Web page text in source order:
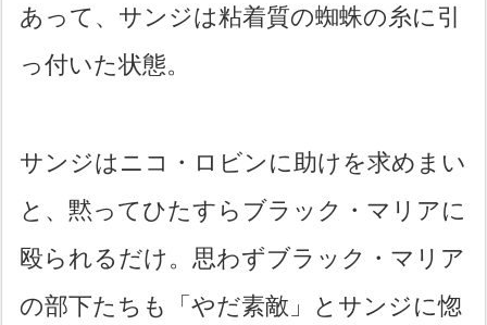
あって、サンジは粘着質の蜘蛛の糸に引
っ付いた状態。
サンジはニコ・ロビンに助けを求めまい
と、黙ってひたすらブラック・マリアに
殴られるだけ。思わずブラック・マリア
の部下たちも「やだ素敵」とサンジに惚